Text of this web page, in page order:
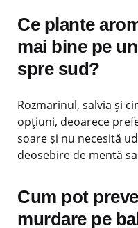
Ce plante
mai bine pe
spre sud?
Rozmarinul, salvia și
opțiuni, deoarece
soare și nu necesită
deosebire de mentă
Cum pot
murdare pe